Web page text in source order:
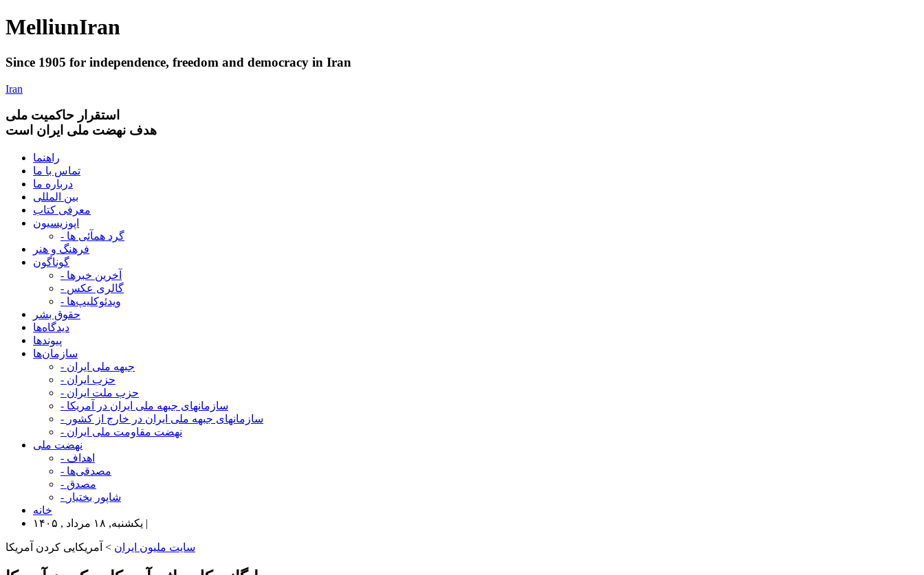
MelliunIran
Since 1905 for independence, freedom and democracy in Iran
Iran
استقرار حاکميت ملی
هدف نهضت ملی ایران است
راهنما
تماس با ما
درباره ما
بین المللی
معرفی کتاب
اپوزیسیون
- گرد همآئی ها
فرهنگ و هنر
گوناگون
- آخرین خبرها
- گالری عکس
- ویدئوکلیپ‌ها
حقوق بشر
دیدگاه‌ها
پیوندها
سازمان‌ها
- جبهه ملی ایران
- حزب ایران
- حزب ملت ایران
- سازمانهای جبهه ملی ایران در آمریکا
- سازمانهای جبهه ملی ایران در خارج از کشور
- نهضت مقاومت ملی ایران
نهضت ملی
- اهداف
- مصدقی‌ها
- مصدق
- شاپور بختیار
خانه
یکشنبه, ۱۸ مرداد , ۱۴۰۵ |
سایت ملیون ایران > آمریکایی کردن آمریکا